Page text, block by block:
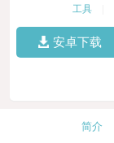
工具
安卓下载
简介